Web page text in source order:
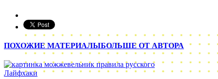
ПОХОЖИЕ МАТЕРИАЛЫБОЛЬШЕ ОТ АВТОРА
Лайфхаки